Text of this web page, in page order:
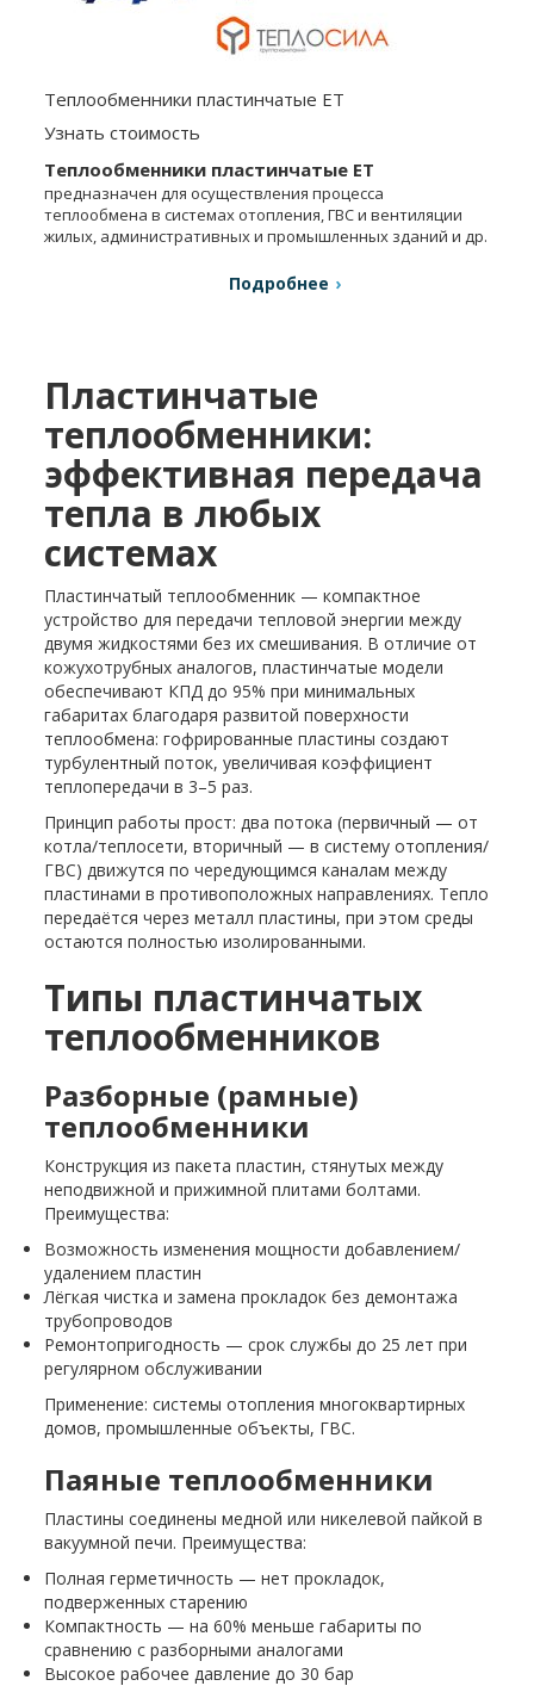
Теплообменники пластинчатые ЕТ
Узнать стоимость
Теплообменники пластинчатые ЕТ
предназначен для осуществления процесса
теплообмена в системах отопления, ГВС и вентиляции
жилых, административных и промышленных зданий и др.
Подробнее
Пластинчатые
теплообменники:
эффективная передача
тепла в любых
системах
Пластинчатый теплообменник — компактное
устройство для передачи тепловой энергии между
двумя жидкостями без их смешивания. В отличие от
кожухотрубных аналогов, пластинчатые модели
обеспечивают КПД до 95% при минимальных
габаритах благодаря развитой поверхности
теплообмена: гофрированные пластины создают
турбулентный поток, увеличивая коэффициент
теплопередачи в 3–5 раз.
Принцип работы прост: два потока (первичный — от
котла/теплосети, вторичный — в систему отопления/
ГВС) движутся по чередующимся каналам между
пластинами в противоположных направлениях. Тепло
передаётся через металл пластины, при этом среды
остаются полностью изолированными.
Типы пластинчатых
теплообменников
Разборные (рамные)
теплообменники
Конструкция из пакета пластин, стянутых между
неподвижной и прижимной плитами болтами.
Преимущества:
Возможность изменения мощности добавлением/
удалением пластин
Лёгкая чистка и замена прокладок без демонтажа
трубопроводов
Ремонтопригодность — срок службы до 25 лет при
регулярном обслуживании
Применение: системы отопления многоквартирных
домов, промышленные объекты, ГВС.
Паяные теплообменники
Пластины соединены медной или никелевой пайкой в
вакуумной печи. Преимущества:
Полная герметичность — нет прокладок,
подверженных старению
Компактность — на 60% меньше габариты по
сравнению с разборными аналогами
Высокое рабочее давление до 30 бар